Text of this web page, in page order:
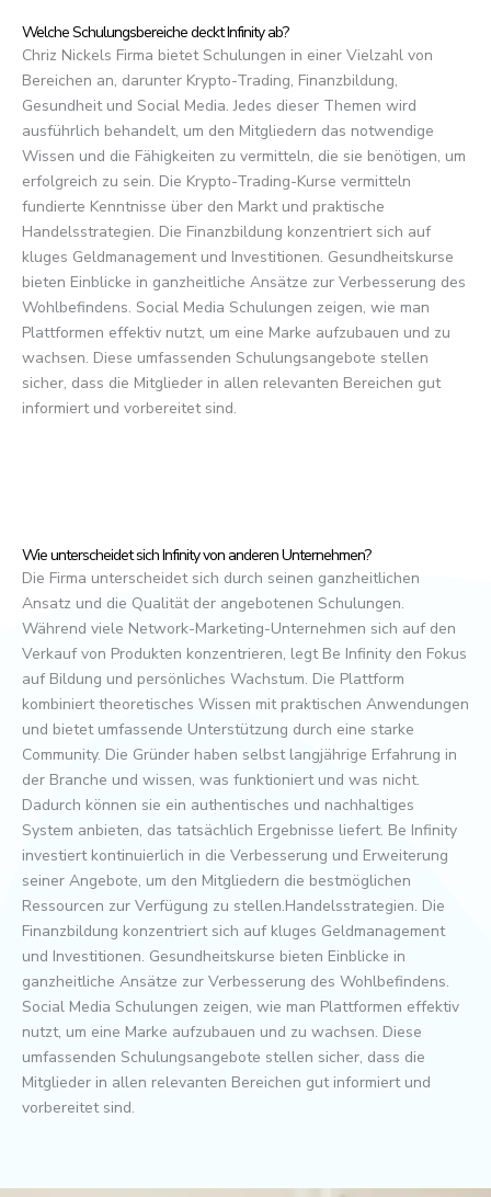
Welche Schulungsbereiche deckt Infinity ab?
Chriz Nickels Firma bietet Schulungen in einer Vielzahl von
Bereichen an, darunter Krypto-Trading, Finanzbildung,
Gesundheit und Social Media. Jedes dieser Themen wird
ausführlich behandelt, um den Mitgliedern das notwendige
Wissen und die Fähigkeiten zu vermitteln, die sie benötigen, um
erfolgreich zu sein. Die Krypto-Trading-Kurse vermitteln
fundierte Kenntnisse über den Markt und praktische
Handelsstrategien. Die Finanzbildung konzentriert sich auf
kluges Geldmanagement und Investitionen. Gesundheitskurse
bieten Einblicke in ganzheitliche Ansätze zur Verbesserung des
Wohlbefindens. Social Media Schulungen zeigen, wie man
Plattformen effektiv nutzt, um eine Marke aufzubauen und zu
wachsen. Diese umfassenden Schulungsangebote stellen
sicher, dass die Mitglieder in allen relevanten Bereichen gut
informiert und vorbereitet sind.
Wie unterscheidet sich Infinity von anderen Unternehmen?
Die Firma unterscheidet sich durch seinen ganzheitlichen
Ansatz und die Qualität der angebotenen Schulungen.
Während viele Network-Marketing-Unternehmen sich auf den
Verkauf von Produkten konzentrieren, legt Be Infinity den Fokus
auf Bildung und persönliches Wachstum. Die Plattform
kombiniert theoretisches Wissen mit praktischen Anwendungen
und bietet umfassende Unterstützung durch eine starke
Community. Die Gründer haben selbst langjährige Erfahrung in
der Branche und wissen, was funktioniert und was nicht.
Dadurch können sie ein authentisches und nachhaltiges
System anbieten, das tatsächlich Ergebnisse liefert. Be Infinity
investiert kontinuierlich in die Verbesserung und Erweiterung
seiner Angebote, um den Mitgliedern die bestmöglichen
Ressourcen zur Verfügung zu stellen.Handelsstrategien. Die
Finanzbildung konzentriert sich auf kluges Geldmanagement
und Investitionen. Gesundheitskurse bieten Einblicke in
ganzheitliche Ansätze zur Verbesserung des Wohlbefindens.
Social Media Schulungen zeigen, wie man Plattformen effektiv
nutzt, um eine Marke aufzubauen und zu wachsen. Diese
umfassenden Schulungsangebote stellen sicher, dass die
Mitglieder in allen relevanten Bereichen gut informiert und
vorbereitet sind.